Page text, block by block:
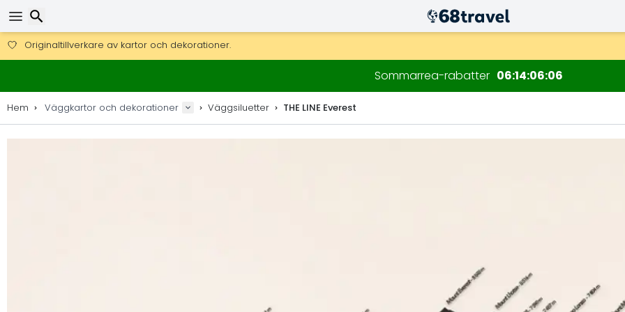
Få fri frakt på beställningar över 2 875 kr.
DHL Express över natten är också tillgängligt.
Sommarrea-rabatter 06 14 06 05
Hem Väggkartor och dekorationer Väggsiluetter THE LINE Everest